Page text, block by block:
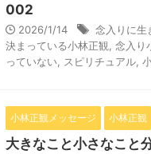
002
2026/1/14 念入りに生
決まっている小林正観
念入り
っていない
スピリチュアル
小林正観メッセージ 小林正観
大きなこと小さなこと